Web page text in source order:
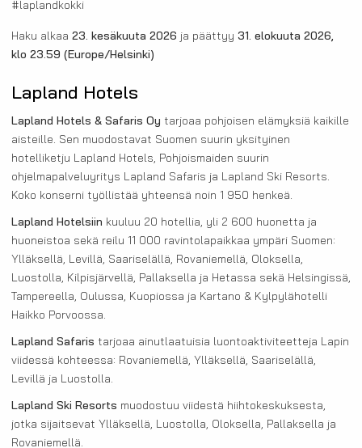
#laplandkokki
Haku alkaa 23. kesäkuuta 2026 ja päättyy 31. elokuuta 2026,
klo 23.59 (Europe/Helsinki)
Lapland Hotels
Lapland Hotels & Safaris Oy tarjoaa pohjoisen elämyksiä kaikille
aisteille. Sen muodostavat Suomen suurin yksityinen
hotelliketju Lapland Hotels, Pohjoismaiden suurin
ohjelmapalveluyritys Lapland Safaris ja Lapland Ski Resorts.
Koko konserni työllistää yhteensä noin 1 950 henkeä.
Lapland Hotelsiin kuuluu 20 hotellia, yli 2 600 huonetta ja
huoneistoa sekä reilu 11 000 ravintolapaikkaa ympäri Suomen:
Ylläksellä, Levillä, Saariselällä, Rovaniemellä, Oloksella,
Luostolla, Kilpisjärvellä, Pallaksella ja Hetassa sekä Helsingissä,
Tampereella, Oulussa, Kuopiossa ja Kartano & Kylpylähotelli
Haikko Porvoossa.
Lapland Safaris tarjoaa ainutlaatuisia luontoaktiviteetteja Lapin
viidessä kohteessa: Rovaniemellä, Ylläksellä, Saariselällä,
Levillä ja Luostolla.
Lapland Ski Resorts muodostuu viidestä hiihtokeskuksesta,
jotka sijaitsevat Ylläksellä, Luostolla, Oloksella, Pallaksella ja
Rovaniemellä.